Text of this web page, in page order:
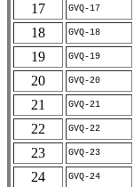
17
GVQ-17
18
GVQ-18
19
GVQ-19
20
GVQ-20
21
GVQ-21
22
GVQ-22
23
GVQ-23
24
GVQ-24